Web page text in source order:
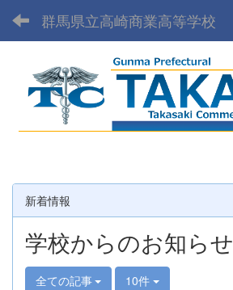
群馬県立高崎商業高等学校
新着情報
学校からのお知らせ
全ての記事 10件